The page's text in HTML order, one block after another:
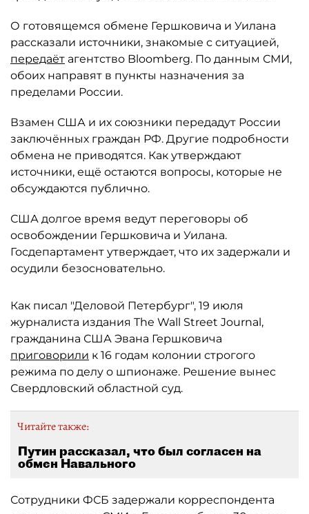
О готовящемся обмене Гершковича и Уилана
рассказали источники, знакомые с ситуацией,
передаёт агентство Bloomberg. По данным СМИ,
обоих направят в пункты назначения за
пределами России.
Взамен США и их союзники передадут России
заключённых граждан РФ. Другие подробности
обмена не приводятся. Как утверждают
источники, ещё остаются вопросы, которые не
обсуждаются публично.
США долгое время ведут переговоры об
освобождении Гершковича и Уилана.
Госдепартамент утверждает, что их задержали и
осудили безосновательно.
Как писал "Деловой Петербург", 19 июля
журналиста издания The Wall Street Journal,
гражданина США Эвана Гершковича
приговорили к 16 годам колонии строгого
режима по делу о шпионаже. Решение вынес
Свердловский областной суд.
Читайте также:
Путин рассказал, что был согласен на
обмен Навального
Сотрудники ФСБ задержали корреспондента